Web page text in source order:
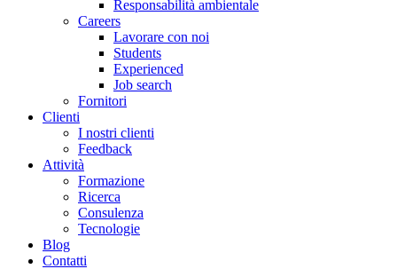
Responsabilità ambientale
Careers
Lavorare con noi
Students
Experienced
Job search
Fornitori
Clienti
I nostri clienti
Feedback
Attività
Formazione
Ricerca
Consulenza
Tecnologie
Blog
Contatti